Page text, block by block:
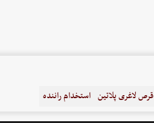
قرص لاغری پلاتین استخدام راننده